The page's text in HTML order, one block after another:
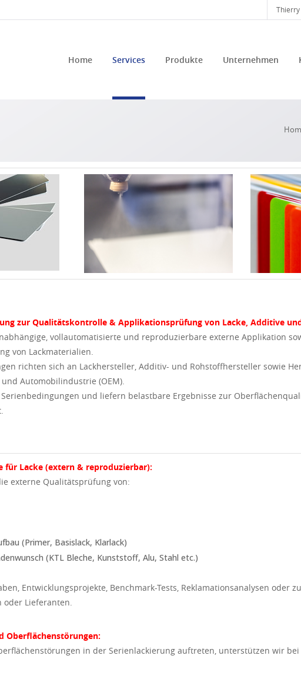
Thierry
Home Services Produkte Unternehmen
zur Qualitätskontrolle & Applikationsprüfung von Lacke, Additive
vollautomatisierte und reproduzierbare externe Applikation
von Lackmaterialien.
richten sich an Lackhersteller, Additiv- und Rohstoffhersteller sowie
Automobilindustrie (OEM).
und liefern belastbare Ergebnisse zur
für Lacke (extern & reproduzierbar):
externe Qualitätsprüfung von:
(Primer, Basislack, Klarlack)
(KTL Bleche, Kunststoff, Alu, Stahl etc.)
Entwicklungsprojekte, Benchmark-Tests, Reklamationsanalysen oder
oder Lieferanten.
Oberflächenstörungen:
in der Serienlackierung auftreten, unterstützen wir